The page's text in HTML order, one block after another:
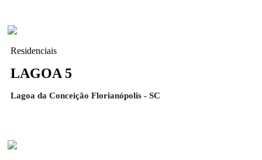
Residenciais
LAGOA 5
Lagoa da Conceição Florianópolis - SC